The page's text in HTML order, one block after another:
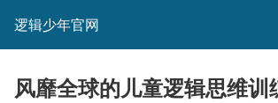
逻辑少年官网
风靡全球的儿童逻辑思维训